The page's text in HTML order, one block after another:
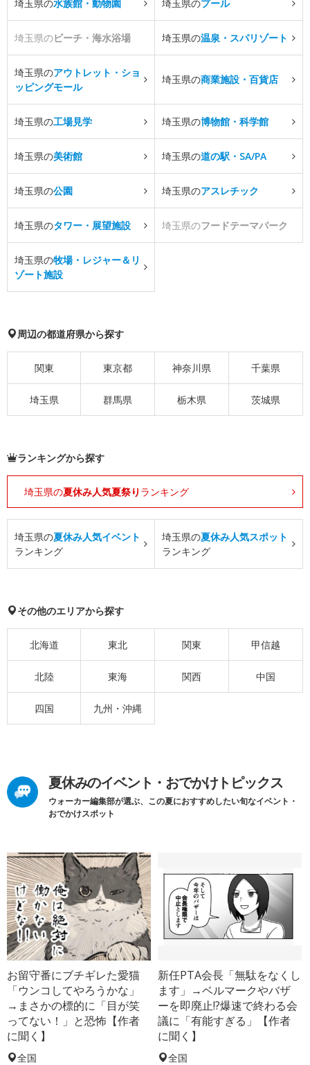
埼玉県の水族館・動物園 埼玉県のプール
埼玉県のビーチ・海水浴場 埼玉県の温泉・スパリゾート
埼玉県のアウトレット・ショ
ッピングモール
埼玉県の商業施設・百貨店
埼玉県の工場見学 埼玉県の博物館・科学館
埼玉県の美術館 埼玉県の道の駅・SA/PA
埼玉県の公園 埼玉県のアスレチック
埼玉県のタワー・展望施設 埼玉県のフードテーマパーク
埼玉県の牧場・レジャー＆リ
ゾート施設
周辺の都道府県から探す
関東 東京都 神奈川県 千葉県
埼玉県 群馬県 栃木県 茨城県
ランキングから探す
埼玉県の夏休み人気夏祭り ランキング
埼玉県の夏休み人気イベント
ランキング
埼玉県の夏休み人気スポット
ランキング
その他のエリアから探す
北海道 東北 関東 甲信越
北陸 東海 関西 中国
四国 九州・沖縄
夏休みのイベント・おでかけトピックス
ウォーカー編集部が選ぶ、この夏におすすめしたい旬なイベント・
おでかけスポット
お留守番にブチギレた愛猫
「ウンコしてやろうかな」
→まさかの標的に「目が笑
ってない！」と恐怖【作者
に聞く】
全国
新任PTA会長「無駄をなくし
ます」→ベルマークやバザ
ーを即廃止!?爆速で終わる会
議に「有能すぎる」【作者
に聞く】
全国